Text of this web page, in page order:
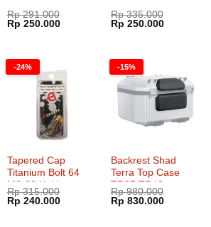
Rp291.000
Harga
aslinya
Rp 250.000Harga
Rp 250.000.
Rp335.000
Harga
aslinya
Rp 250.000Harga
-24%
Tapered Cap
Titanium Bolt 64
M6-20 Kohken
KOK-1050
Rp315.000
Harga
aslinya
Rp 240.000Harga
-15%
Backrest Shad
Terra Top Case
TR37 TR48
Rp980.000
Harga
aslinya
Rp 830.000Harga